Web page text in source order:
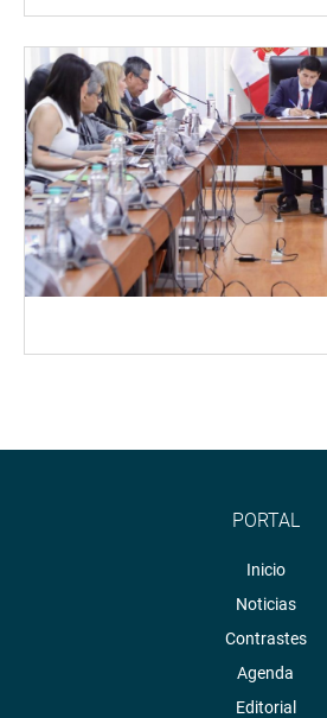
PORTAL
Inicio
Noticias
Contrastes
Agenda
Editorial